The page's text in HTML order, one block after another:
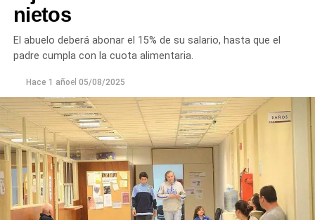
nietos
El abuelo deberá abonar el 15% de su salario, hasta que el
padre cumpla con la cuota alimentaria.
Hace 1 añoel 05/08/2025